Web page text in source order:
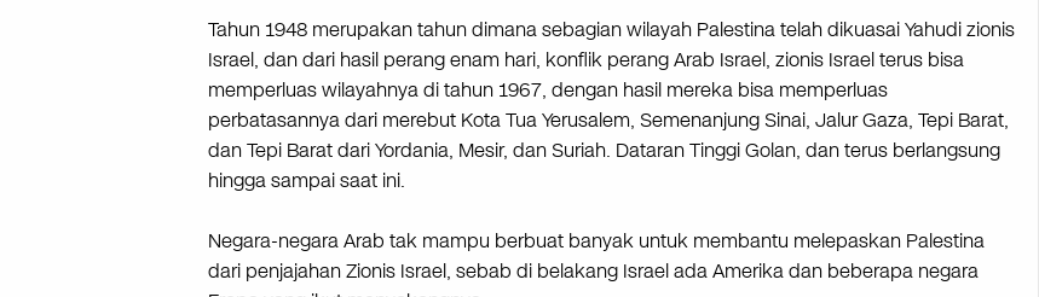
Tahun 1948 merupakan tahun dimana sebagian wilayah Palestina telah dikuasai Yahudi zionis
Israel, dan dari hasil perang enam hari, konflik perang Arab Israel, zionis Israel terus bisa
memperluas wilayahnya di tahun 1967, dengan hasil mereka bisa memperluas
perbatasannya dari merebut Kota Tua Yerusalem, Semenanjung Sinai, Jalur Gaza, Tepi Barat,
dan Tepi Barat dari Yordania, Mesir, dan Suriah. Dataran Tinggi Golan, dan terus berlangsung
hingga sampai saat ini.
Negara-negara Arab tak mampu berbuat banyak untuk membantu melepaskan Palestina
dari penjajahan Zionis Israel, sebab di belakang Israel ada Amerika dan beberapa negara